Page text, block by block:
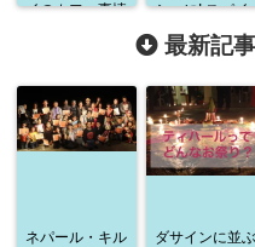
イのカフェ事情
シーに! スパイ
スティー講座
最新記
ネパール・キル
ダサインに並ぶ